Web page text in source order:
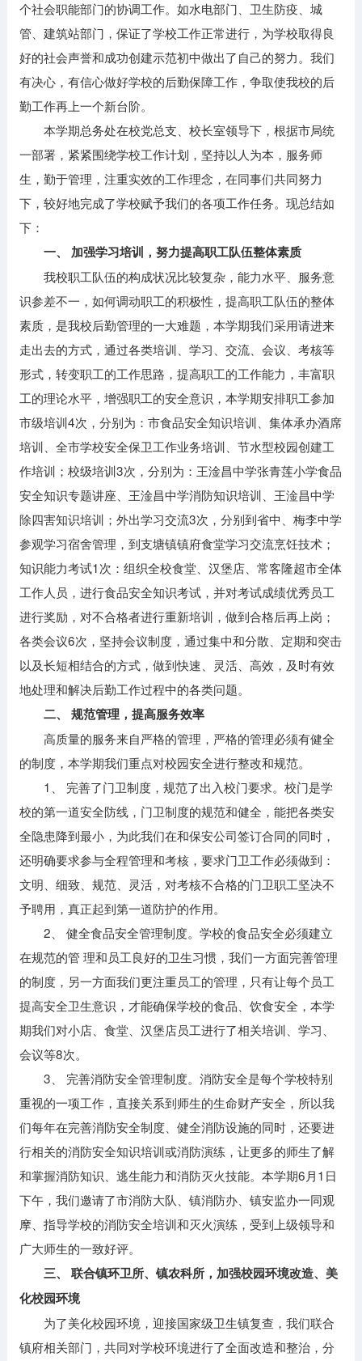
个社会职能部门的协调工作。如水电部门、卫生防疫、城
管、建筑站部门，保证了学校工作正常进行，为学校取得良
好的社会声誉和成功创建示范初中做出了自己的努力。我们
有决心，有信心做好学校的后勤保障工作，争取使我校的后
勤工作再上一个新台阶。
本学期总务处在校党总支、校长室领导下，根据市局统
一部署，紧紧围绕学校工作计划，坚持以人为本，服务师
生，勤于管理，注重实效的工作理念，在同事们共同努力
下，较好地完成了学校赋予我们的各项工作任务。现总结如
下：
一、 加强学习培训，努力提高职工队伍整体素质
我校职工队伍的构成状况比较复杂，能力水平、服务意
识参差不一，如何调动职工的积极性，提高职工队伍的整体
素质，是我校后勤管理的一大难题，本学期我们采用请进来
走出去的方式，通过各类培训、学习、交流、会议、考核等
形式，转变职工的工作思路，提高职工的工作能力，丰富职
工的理论水平，增强职工的安全意识，本学期安排职工参加
市级培训4次，分别为：市食品安全知识培训、集体承办酒席
培训、全市学校安全保卫工作业务培训、节水型校园创建工
作培训；校级培训3次，分别为：王淦昌中学张青莲小学食品
安全知识专题讲座、王淦昌中学消防知识培训、王淦昌中学
除四害知识培训；外出学习交流3次，分别到省中、梅李中学
参观学习宿舍管理，到支塘镇镇府食堂学习交流烹饪技术；
知识能力考试1次：组织全校食堂、汉堡店、常客隆超市全体
工作人员，进行食品安全知识考试，并对考试成绩优秀员工
进行奖励，对不合格者进行重新培训，做到合格后再上岗；
各类会议6次，坚持会议制度，通过集中和分散、定期和突击
以及长短相结合的方式，做到快速、灵活、高效，及时有效
地处理和解决后勤工作过程中的各类问题。
二、 规范管理，提高服务效率
高质量的服务来自严格的管理，严格的管理必须有健全
的制度，本学期我们重点对校园安全进行整改和规范。
1、 完善了门卫制度，规范了出入校门要求。校门是学
校的第一道安全防线，门卫制度的规范和健全，能把各类安
全隐患降到最小，为此我们在和保安公司签订合同的同时，
还明确要求参与全程管理和考核，要求门卫工作必须做到：
文明、细致、规范、灵活，对考核不合格的门卫职工坚决不
予聘用，真正起到第一道防护的作用。
2、 健全食品安全管理制度。学校的食品安全必须建立
在规范的管 理和员工良好的卫生习惯，我们一方面完善管理
的制度，另一方面我们更注重员工的管理，只有让每个员工
提高安全卫生意识，才能确保学校的食品、饮食安全，本学
期我们对小店、食堂、汉堡店员工进行了相关培训、学习、
会议等8次。
3、 完善消防安全管理制度。消防安全是每个学校特别
重视的一项工作，直接关系到师生的生命财产安全，所以我
们每年在完善消防安全制度、健全消防设施的同时，还要进
行相关的消防安全知识培训或消防演练，让更多的师生了解
和掌握消防知识、逃生能力和消防灭火技能。本学期6月1日
下午，我们邀请了市消防大队、镇消防办、镇安监办一同观
摩、指导学校的消防安全培训和灭火演练，受到上级领导和
广大师生的一致好评。
三、 联合镇环卫所、镇农科所，加强校园环境改造、美
化校园环境
为了美化校园环境，迎接国家级卫生镇复查，我们联合
镇府相关部门，共同对学校环境进行了全面改造和整治，分